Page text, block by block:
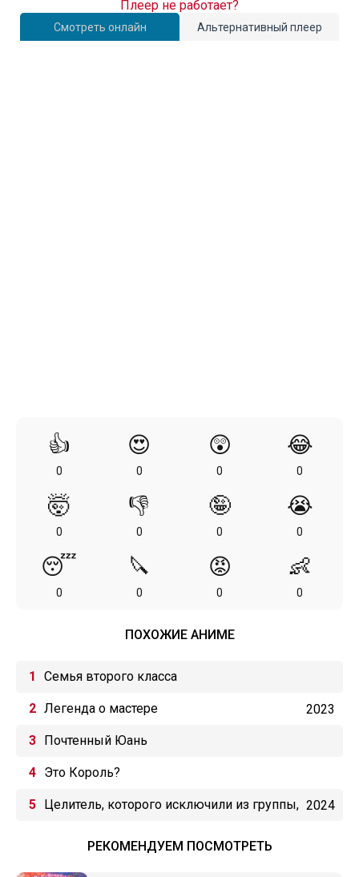
Смотреть онлайн Альтернативный плеер
Плеер не работает?
👍
0
😍
0
😲
0
😂
0
🤯
0
👎
0
🤪
0
😭
0
😴
0
🔪
0
😡
0
👶
0
ПОХОЖИЕ АНИМЕ
Семья второго класса
Легенда о мастере 2023
Почтенный Юань
Это Король?
Целитель, которого исключили из группы, 2024
РЕКОМЕНДУЕМ ПОСМОТРЕТЬ